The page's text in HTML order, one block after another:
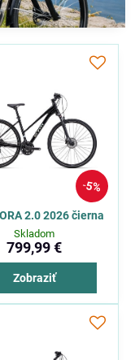
5%
2.0 2026 čierna
Skladom
799,99 €
Zobraziť